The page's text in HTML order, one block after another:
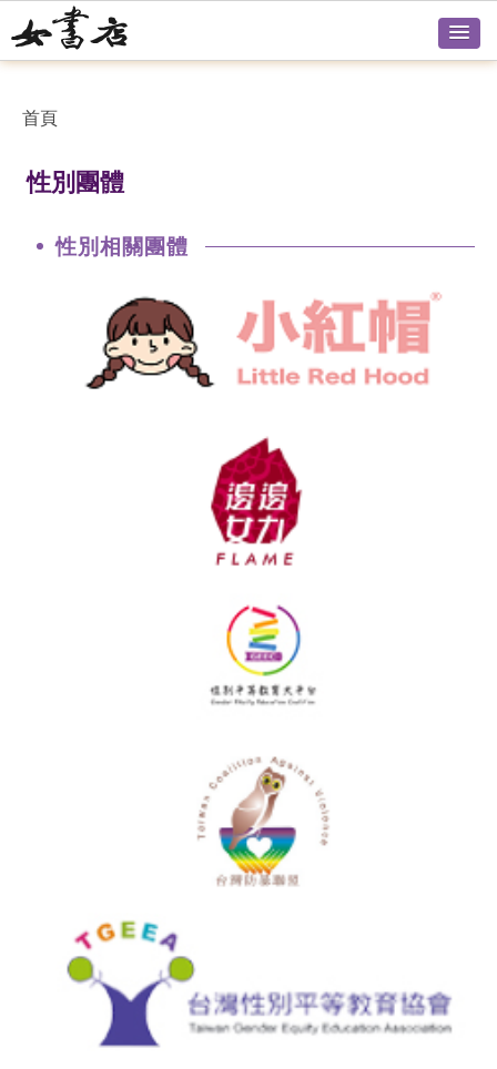
首頁
性別團體
性別相關團體